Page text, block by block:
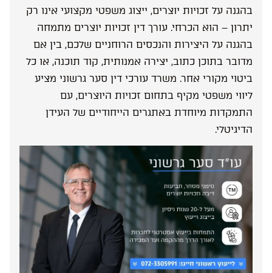
בהגנה על זכויות יוצרים, ייצוג משפטי מקצועי אינו רק
יתרון – הוא הכרחי. עורך דין זכויות יוצרים מתמחה
בהגנה על היצירות והנכסים הרוחניים שלכם, בין אם
מדובר בתוכן כתוב, יצירה אמנותית, קוד תוכנה, או כל
ביטוי מקורי אחר. משרד עורכי דין סער גרשוני מציע
ליווי משפטי מקיף בתחום זכויות היוצרים, עם
התמקדות מיוחדת באתגרים הייחודיים של העידן
הדיגיטלי.